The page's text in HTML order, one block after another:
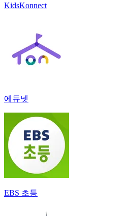
KidsKonnect
에듀넷
EBS 초등